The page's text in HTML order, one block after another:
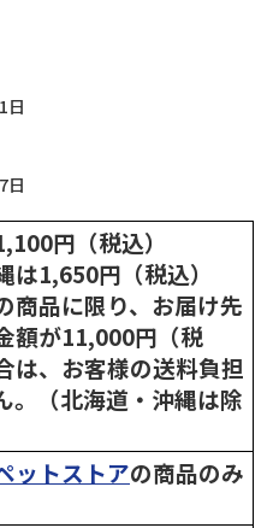
日
日
円（税込）
1,650円（税込）
商品に限り、お届け先
額が11,000円（税
は、お客様の送料負担
。（北海道・沖縄は除
ットストアの商品のみ